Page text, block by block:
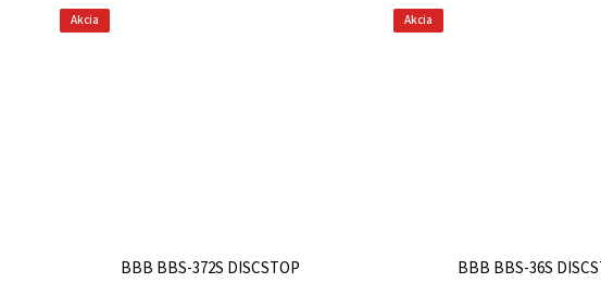
Akcia
BBB BBS-372S DISCSTOP
Akcia
BBB BBS-36S